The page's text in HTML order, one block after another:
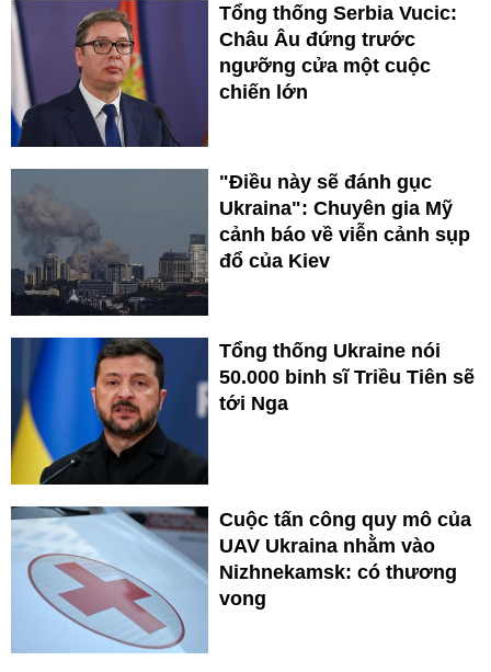
Tổng thống Serbia Vucic:
Châu Âu đứng trước
ngưỡng cửa một cuộc
chiến lớn
"Điều này sẽ đánh gục
Ukraina": Chuyên gia Mỹ
cảnh báo về viễn cảnh sụp
đổ của Kiev
Tổng thống Ukraine nói
50.000 binh sĩ Triều Tiên sẽ
tới Nga
Cuộc tấn công quy mô của
UAV Ukraina nhằm vào
Nizhnekamsk: có thương
vong